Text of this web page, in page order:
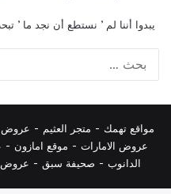
يبدوا أننا لم ’ نستطع أن نجد ما
مواقع تهمك - متجر العثيم - عروض
عروض الامارات - موقع امازون -
الدانوب - صحيفة سبق - عروض